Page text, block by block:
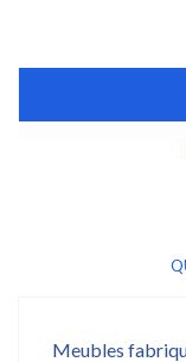
Meubles